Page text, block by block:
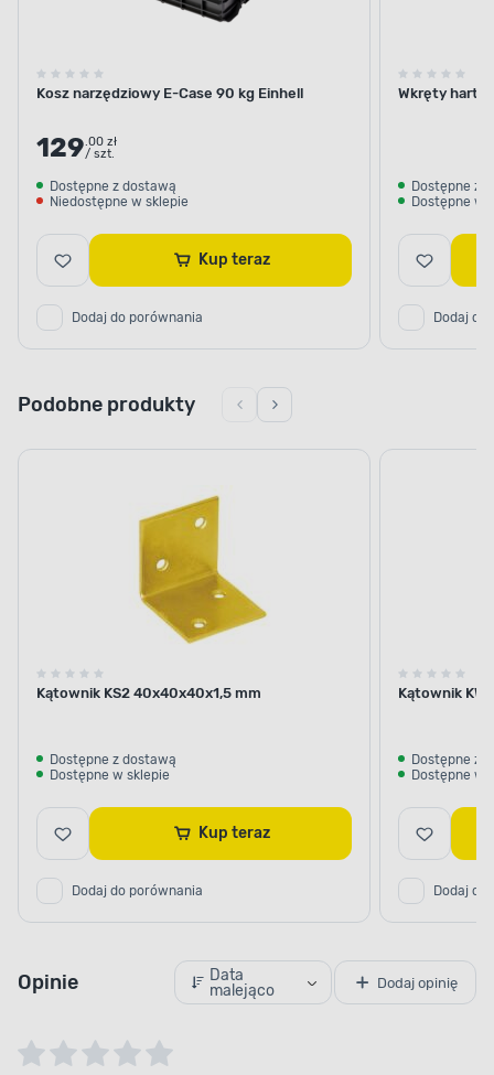
Kosz narzędziowy E-Case 90 kg Einhell
129.00 zł
/ szt.
Dostępne z dostawą
Niedostępne w sklepie
Kup teraz
Dodaj do porównania
Wkręty
Dostępne z
Dostępne w
Dodaj do
Podobne produkty
Kątownik KS2 40x40x40x1,5 mm
Dostępne z dostawą
Dostępne w sklepie
Kup teraz
Dodaj do porównania
Kątownik
Dostępne z
Dostępne w
Dodaj do
Opinie
Data
malejąco
Dodaj opinię